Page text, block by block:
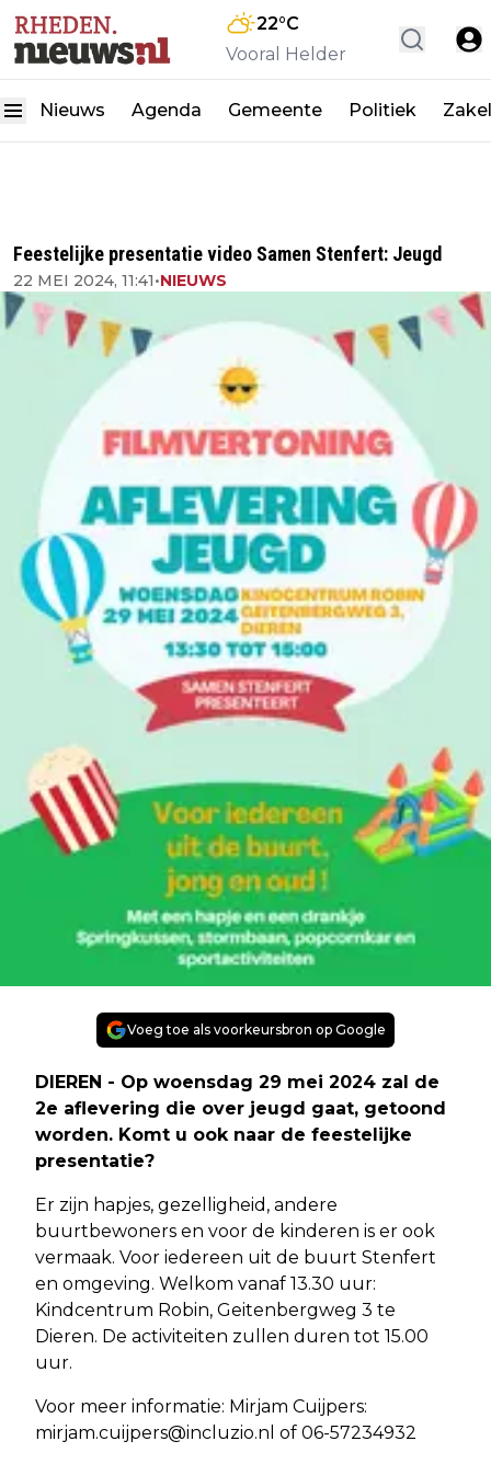
22°C
Vooral Helder
Nieuws Agenda Gemeente Politiek
Feestelijke presentatie video Samen Stenfert: Jeugd
22 MEI 2024, 11:41•NIEUWS
Voeg toe als voorkeursbron op Google
DIEREN - Op woensdag 29 mei 2024 zal de
2e aflevering die over jeugd gaat, getoond
worden. Komt u ook naar de feestelijke
presentatie?
Er zijn hapjes, gezelligheid, andere
buurtbewoners en voor de kinderen is er ook
vermaak. Voor iedereen uit de buurt Stenfert
en omgeving. Welkom vanaf 13.30 uur:
Kindcentrum Robin, Geitenbergweg 3 te
Dieren. De activiteiten zullen duren tot 15.00
uur.
Voor meer informatie: Mirjam Cuijpers:
mirjam.cuijpers@incluzio.nl of 06-57234932